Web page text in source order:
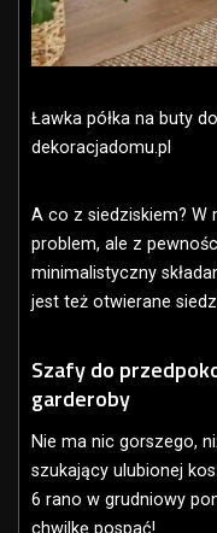
Ławka półka na buty
dekoracjadomu.pl
A co z siedziskiem? W
problem, ale z
minimalistyczny
jest też otwierane
Szafy do
garderoby
Nie ma nic gorszego,
szukający ulubionej
6 rano w grudniowy